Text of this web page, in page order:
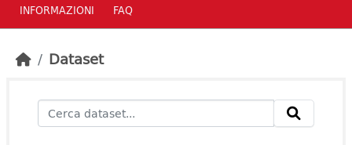
INFORMAZIONI FAQ
Dataset